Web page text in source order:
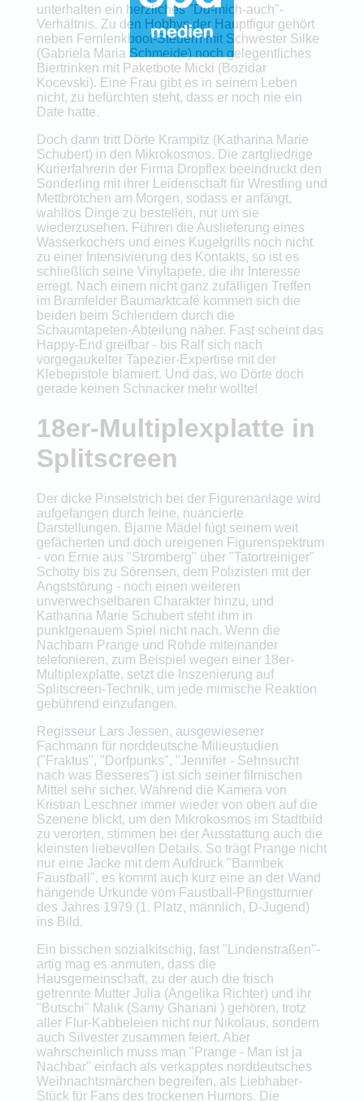
unterhalten ein herzliches "Du-mich-auch"-
Verhältnis. Zu den Hobbys der Hauptfigur gehört
neben Fernlenkboot-Steuern mit Schwester Silke
(Gabriela Maria Schmeide) noch gelegentliches
Biertrinken mit Paketbote Micki (Bozidar
Kocevski). Eine Frau gibt es in seinem Leben
nicht, zu befürchten steht, dass er noch nie ein
Date hatte.
Doch dann tritt Dörte Krampitz (Katharina Marie
Schubert) in den Mikrokosmos. Die zartgliedrige
Kurierfahrerin der Firma Dropflex beeindruckt den
Sonderling mit ihrer Leidenschaft für Wrestling und
Mettbrötchen am Morgen, sodass er anfängt,
wahllos Dinge zu bestellen, nur um sie
wiederzusehen. Führen die Auslieferung eines
Wasserkochers und eines Kugelgrills noch nicht
zu einer Intensivierung des Kontakts, so ist es
schließlich seine Vinyltapete, die ihr Interesse
erregt. Nach einem nicht ganz zufälligen Treffen
im Bramfelder Baumarktcafé kommen sich die
beiden beim Schlendern durch die
Schaumtapeten-Abteilung näher. Fast scheint das
Happy-End greifbar - bis Ralf sich nach
vorgegaukelter Tapezier-Expertise mit der
Klebepistole blamiert. Und das, wo Dörte doch
gerade keinen Schnacker mehr wollte!
18er-Multiplexplatte in
Splitscreen
Der dicke Pinselstrich bei der Figurenanlage wird
aufgefangen durch feine, nuancierte
Darstellungen. Bjarne Mädel fügt seinem weit
gefächerten und doch ureigenen Figurenspektrum
- von Ernie aus "Stromberg" über "Tatortreiniger"
Schotty bis zu Sörensen, dem Polizisten mit der
Angststörung - noch einen weiteren
unverwechselbaren Charakter hinzu, und
Katharina Marie Schubert steht ihm in
punktgenauem Spiel nicht nach. Wenn die
Nachbarn Prange und Rohde miteinander
telefonieren, zum Beispiel wegen einer 18er-
Multiplexplatte, setzt die Inszenierung auf
Splitscreen-Technik, um jede mimische Reaktion
gebührend einzufangen.
Regisseur Lars Jessen, ausgewiesener
Fachmann für norddeutsche Milieustudien
("Fraktus", "Dorfpunks", "Jennifer - Sehnsucht
nach was Besseres") ist sich seiner filmischen
Mittel sehr sicher. Während die Kamera von
Kristian Leschner immer wieder von oben auf die
Szenerie blickt, um den Mikrokosmos im Stadtbild
zu verorten, stimmen bei der Ausstattung auch die
kleinsten liebevollen Details. So trägt Prange nicht
nur eine Jacke mit dem Aufdruck "Barmbek
Faustball", es kommt auch kurz eine an der Wand
hängende Urkunde vom Faustball-Pfingstturnier
des Jahres 1979 (1. Platz, männlich, D-Jugend)
ins Bild.
Ein bisschen sozialkitschig, fast "Lindenstraßen"-
artig mag es anmuten, dass die
Hausgemeinschaft, zu der auch die frisch
getrennte Mutter Julia (Angelika Richter) und ihr
"Butschi" Malik (Samy Ghariani ) gehören, trotz
aller Flur-Kabbeleien nicht nur Nikolaus, sondern
auch Silvester zusammen feiert. Aber
wahrscheinlich muss man "Prange - Man ist ja
Nachbar" einfach als verkapptes norddeutsches
Weihnachtsmärchen begreifen, als Liebhaber-
Stück für Fans des trockenen Humors. Die